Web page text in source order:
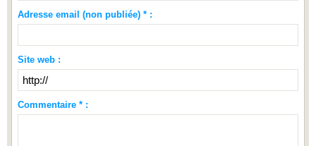
Adresse email (non publiée) * :
Site web :
Commentaire * :